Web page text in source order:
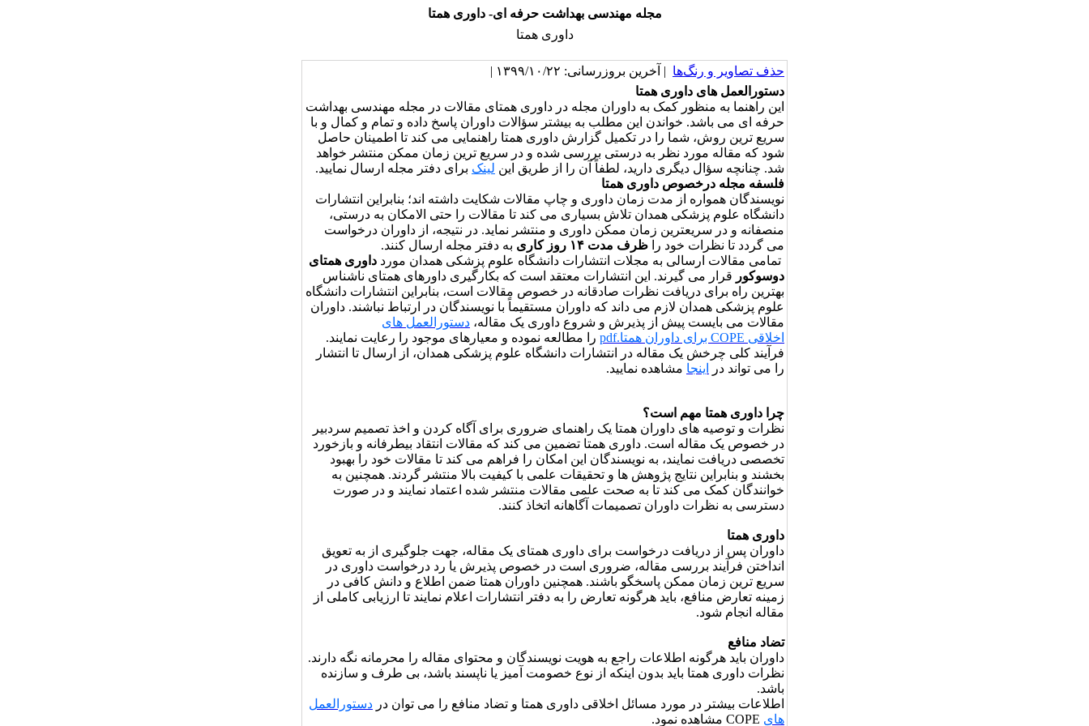
مجله مهندسی بهداشت حرفه ای- داوری همتا
داوری همتا
حذف تصاویر و رنگ‌ها | آخرین بروزرسانی: ۱۳۹۹/۱۰/۲۲ |
دستورالعمل­ های داوری همتا
این راهنما به منظور کمک به داوران مجله در داوری همتای مقالات در مجله مهندسی بهداشت
حرفه ای می باشد. خواندن این مطلب به بیشتر سؤالات داوران پاسخ داده و تمام و کمال و با
سریع ترین روش، شما را در تکمیل گزارش داوری همتا راهنمایی می کند تا اطمینان حاصل
شود که مقاله مورد نظر به درستی بررسی شده و در سریع ترین زمان ممکن منتشر خواهد
شد. چنانچه سؤال دیگری دارید، لطفاً آن را از طریق این لینک برای دفتر مجله ارسال نمایید.
فلسفه مجله درخصوص داوری همتا
نویسندگان همواره از مدت زمان داوری و چاپ مقالات شکایت داشته ­اند؛ بنابراین انتشارات
دانشگاه علوم پزشکی همدان تلاش بسیاری می­ کند تا مقالات را حتی ­الامکان به درستی،
منصفانه­ و در سریعترین زمان ممکن داوری و منتشر نماید. در نتیجه، از داوران درخواست
می گردد تا نظرات خود را
ظرف مدت ۱۴ روز کاری
به دفتر مجله ارسال کنند.
تمامی مقالات ارسالی به مجلات انتشارات دانشگاه علوم پزشکی همدان مورد داوری همتای
دوسوکور قرار می­ گیرند. این انتشارات معتقد است که بکارگیری داورهای همتای ناشناس
بهترین راه برای دریافت نظرات صادقانه در خصوص مقالات است، بنابراین انتشارات دانشگاه
علوم پزشکی همدان لازم می ­داند که داوران مستقیماً با نویسندگان در ارتباط نباشند. داوران
مقالات می بایست پیش از پذیرش و شروع داوری یک مقاله، دستورالعمل­ های
اخلاقی COPE برای داوران همتا.pdf
را مطالعه نموده و معیارهای موجود را رعایت نمایند.
فرآیند کلی چرخش یک مقاله در انتشارات دانشگاه علوم پزشکی همدان، از ارسال تا انتشار
را می ­تواند در
اینجا مشاهده نمایید.
چرا داوری همتا مهم است؟
نظرات و توصیه­ های داوران همتا یک راهنمای ضروری برای آگاه کردن و اخذ تصمیم سردبیر
در خصوص یک مقاله است. داوری همتا تضمین می­ کند که مقالات انتقاد بی­طرفانه و بازخورد
تخصصی دریافت نمایند، به نویسندگان این امکان را فراهم می کند تا مقالات خود را بهبود
بخشند و بنابراین نتایج پژوهش ها و تحقیقات علمی با کیفیت بالا منتشر گردند. همچنین به
خوانندگان کمک می کند تا به صحت علمی مقالات منتشر شده اعتماد نمایند و در صورت
دسترسی به نظرات داوران تصمیمات آگاهانه اتخاذ کنند.
داوری همتا
داوران پس از دریافت درخواست برای داوری همتای یک مقاله، جهت جلوگیری از به تعویق
انداختن فرآیند بررسی مقاله، ضروری است در خصوص پذیرش یا رد درخواست داوری در
سریع ترین زمان ممکن پاسخگو باشند. همچنین داوران همتا ضمن اطلاع و دانش کافی در
زمینه تعارض منافع، باید هرگونه تعارض را به دفتر انتشارات اعلام نمایند تا ارزیابی کاملی از
مقاله انجام شود.
تضاد منافع
داوران باید هرگونه اطلاعات راجع به هویت نویسندگان و محتوای مقاله را محرمانه نگه دارند.
نظرات داوری همتا باید بدون اینکه از نوع خصومت­ آمیز یا ناپسند باشد، بی­ طرف و سازنده
باشد.
اطلاعات بیشتر در مورد مسائل اخلاقی داوری همتا و تضاد منافع را می توان در دستورالعمل
­های